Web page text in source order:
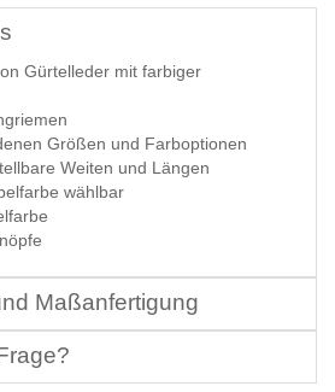
Gürtelleder mit farbiger
Größen und Farboptionen
Weiten und Längen
wählbar
Maßanfertigung